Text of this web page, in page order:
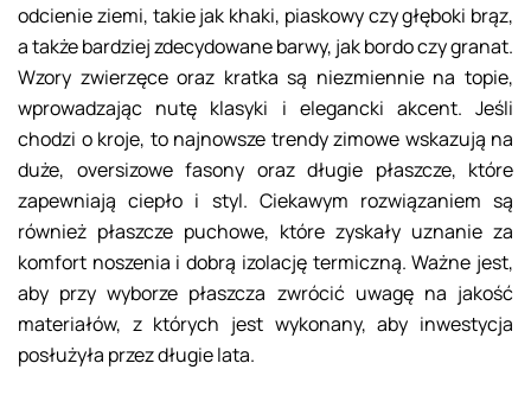
odcienie ziemi, takie jak khaki, piaskowy czy głęboki brąz,
a także bardziej zdecydowane barwy, jak bordo czy granat.
Wzory zwierzęce oraz kratka są niezmiennie na topie,
wprowadzając nutę klasyki i elegancki akcent. Jeśli
chodzi o kroje, to najnowsze trendy zimowe wskazują na
duże, oversizowe fasony oraz długie płaszcze, które
zapewniają ciepło i styl. Ciekawym rozwiązaniem są
również płaszcze puchowe, które zyskały uznanie za
komfort noszenia i dobrą izolację termiczną. Ważne jest,
aby przy wyborze płaszcza zwrócić uwagę na jakość
materiałów, z których jest wykonany, aby inwestycja
posłużyła przez długie lata.